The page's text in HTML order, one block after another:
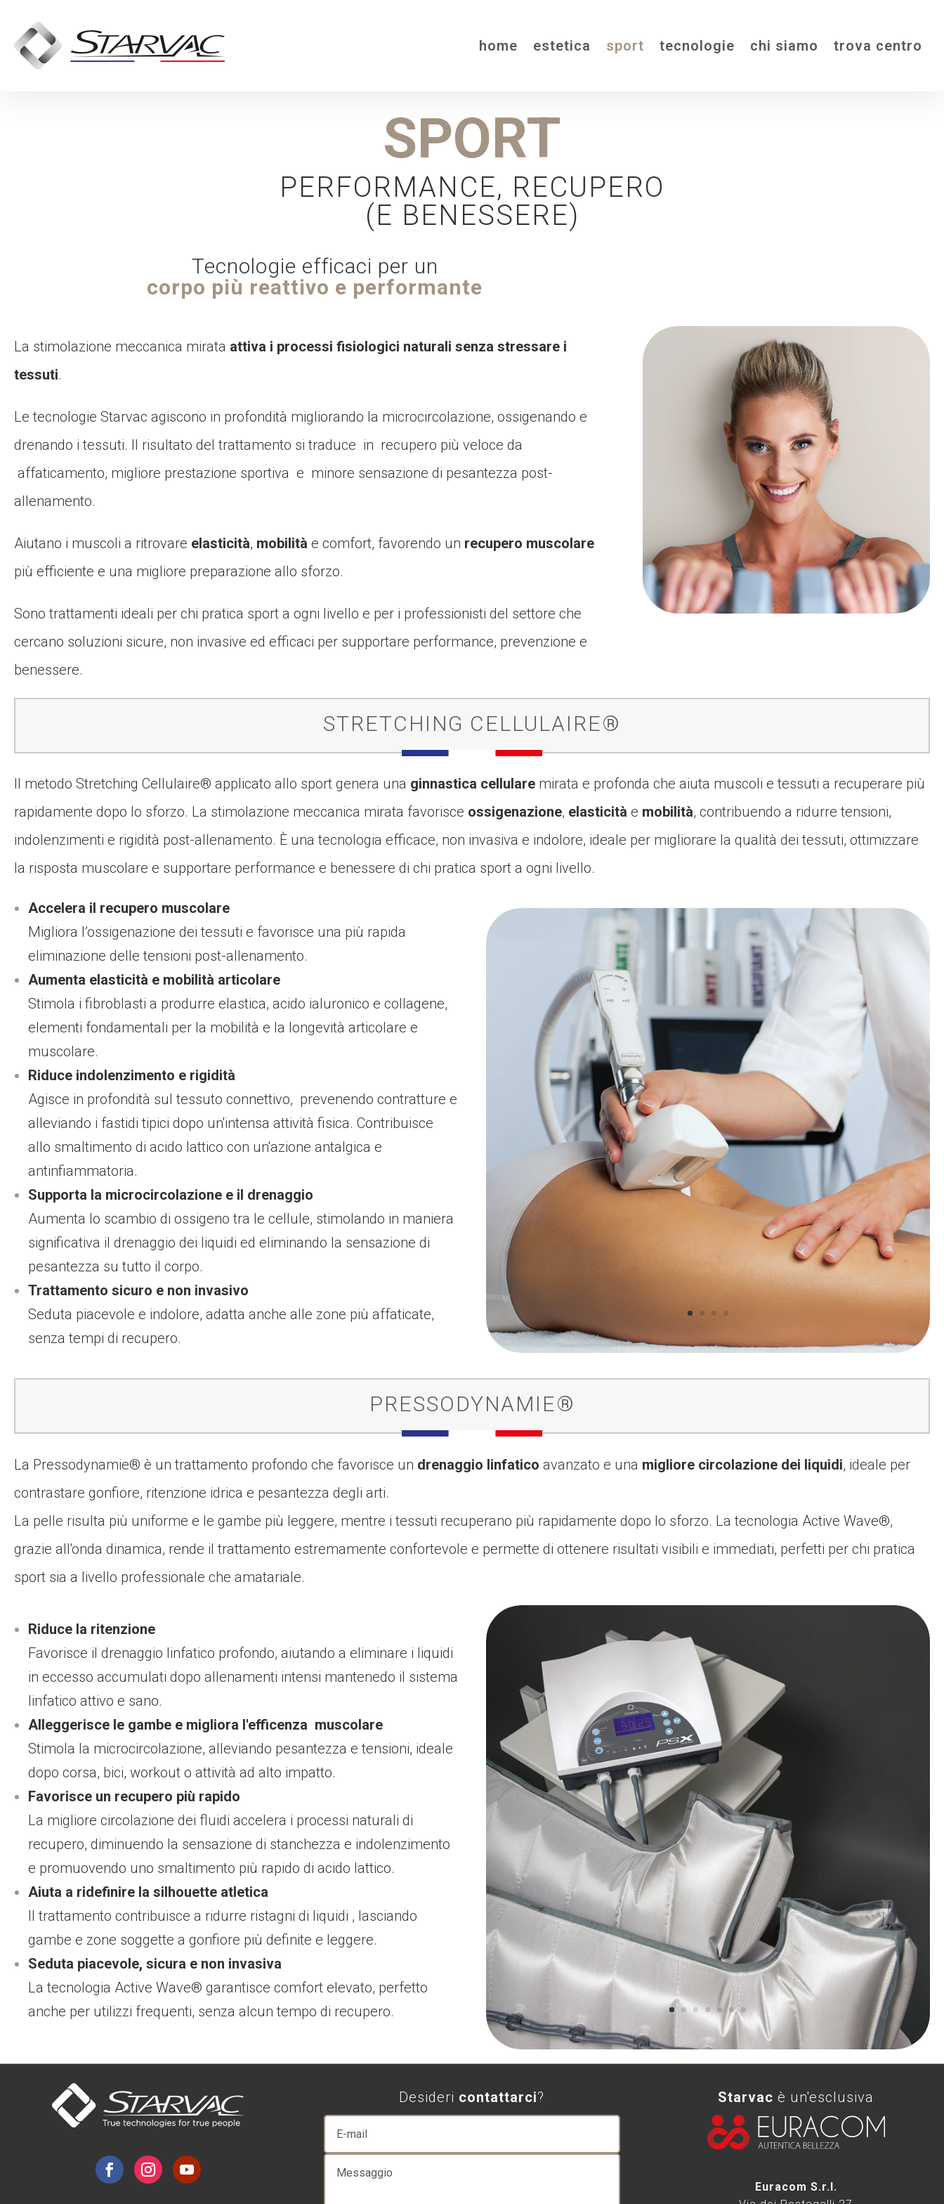
home estetica sport tecnologie chi siamo trova centro
SPORT
PERFORMANCE, RECUPERO
(E BENESSERE)
Tecnologie efficaci per un
corpo più reattivo e performante
La stimolazione meccanica mirata attiva i processi fisiologici naturali senza stressare i
tessuti.
Le tecnologie Starvac agiscono in profondità migliorando la microcircolazione, ossigenando e
drenando i tessuti. Il risultato del trattamento si traduce in recupero più veloce da
affaticamento, migliore prestazione sportiva e minore sensazione di pesantezza post-
allenamento.
Aiutano i muscoli a ritrovare elasticità, mobilità e comfort, favorendo un recupero muscolare
più efficiente e una migliore preparazione allo sforzo.
Sono trattamenti ideali per chi pratica sport a ogni livello e per i professionisti del settore che
cercano soluzioni sicure, non invasive ed efficaci per supportare performance, prevenzione e
benessere.
STRETCHING CELLULAIRE®
Il metodo Stretching Cellulaire® applicato allo sport genera una ginnastica cellulare mirata e profonda che aiuta muscoli e tessuti a recuperare più
rapidamente dopo lo sforzo. La stimolazione meccanica mirata favorisce ossigenazione, elasticità e mobilità, contribuendo a ridurre tensioni,
indolenzimenti e rigidità post-allenamento. È una tecnologia efficace, non invasiva e indolore, ideale per migliorare la qualità dei tessuti, ottimizzare
la risposta muscolare e supportare performance e benessere di chi pratica sport a ogni livello.
Accelera il recupero muscolare
Migliora l’ossigenazione dei tessuti e favorisce una più rapida
eliminazione delle tensioni post-allenamento.
Aumenta elasticità e mobilità articolare
Stimola i fibroblasti a produrre elastica, acido ialuronico e collagene,
elementi fondamentali per la mobilità e la longevità articolare e
muscolare.
Riduce indolenzimento e rigidità
Agisce in profondità sul tessuto connettivo, prevenendo contratture e
alleviando i fastidi tipici dopo un'intensa attività fisica. Contribuisce
allo smaltimento di acido lattico con un'azione antalgica e
antinfiammatoria.
Supporta la microcircolazione e il drenaggio
Aumenta lo scambio di ossigeno tra le cellule, stimolando in maniera
significativa il drenaggio dei liquidi ed eliminando la sensazione di
pesantezza su tutto il corpo.
Trattamento sicuro e non invasivo
Seduta piacevole e indolore, adatta anche alle zone più affaticate,
senza tempi di recupero.
PRESSODYNAMIE®
La Pressodynamie® è un trattamento profondo che favorisce un drenaggio linfatico avanzato e una migliore circolazione dei liquidi, ideale per
contrastare gonfiore, ritenzione idrica e pesantezza degli arti.
La pelle risulta più uniforme e le gambe più leggere, mentre i tessuti recuperano più rapidamente dopo lo sforzo. La tecnologia Active Wave®,
grazie all'onda dinamica, rende il trattamento estremamente confortevole e permette di ottenere risultati visibili e immediati, perfetti per chi pratica
sport sia a livello professionale che amatariale.
Riduce la ritenzione
Favorisce il drenaggio linfatico profondo, aiutando a eliminare i liquidi
in eccesso accumulati dopo allenamenti intensi mantenedo il sistema
linfatico attivo e sano.
Alleggerisce le gambe e migliora l'efficenza muscolare
Stimola la microcircolazione, alleviando pesantezza e tensioni, ideale
dopo corsa, bici, workout o attività ad alto impatto.
Favorisce un recupero più rapido
La migliore circolazione dei fluidi accelera i processi naturali di
recupero, diminuendo la sensazione di stanchezza e indolenzimento
e promuovendo uno smaltimento più rapido di acido lattico.
Aiuta a ridefinire la silhouette atletica
Il trattamento contribuisce a ridurre ristagni di liquidi , lasciando
gambe e zone soggette a gonfiore più definite e leggere.
Seduta piacevole, sicura e non invasiva
La tecnologia Active Wave® garantisce comfort elevato, perfetto
anche per utilizzi frequenti, senza alcun tempo di recupero.
Desideri contattarci? Starvac è un'esclusiva
Euracom S.r.l.